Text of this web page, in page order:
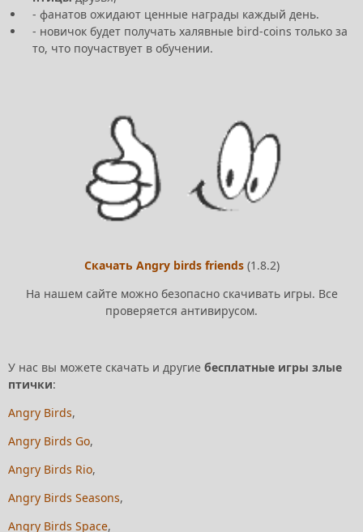
- фанатов ожидают ценные награды каждый день.
- новичок будет получать халявные bird-coins только за
то, что поучаствует в обучении.
Скачать Angry birds friends(1.8.2)
На нашем сайте можно безопасно скачивать игры. Все
проверяется антивирусом.
У нас вы можете скачать и другие бесплатные игры злые
птички:
Angry Birds,
Angry Birds Go,
Angry Birds Rio,
Angry Birds Seasons,
Angry Birds Space,